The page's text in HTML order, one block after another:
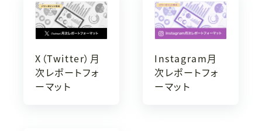
X（Twitter）月
次レポートフォ
ーマット
Instagram月
次レポートフォ
ーマット